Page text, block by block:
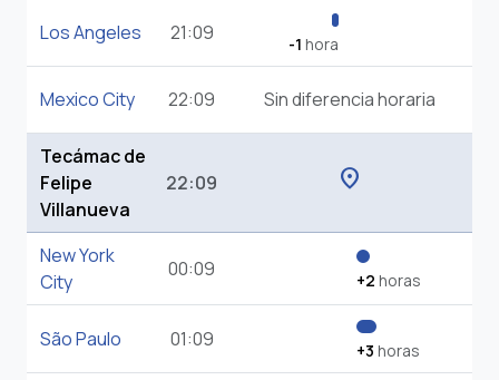
Los Angeles 21:09 -1 hora
Mexico City 22:09 Sin diferencia horaria
Tecámac de
Felipe
Villanueva
22:09 location_on
New York
City
00:09 +2 horas
São Paulo 01:09 +3 horas